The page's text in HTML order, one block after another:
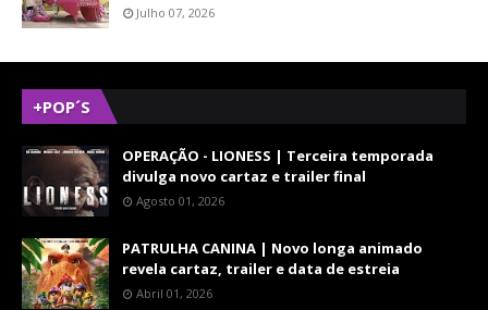
Julho 07, 2026
+POP´S
OPERAÇÃO - LIONESS | Terceira temporada
divulga novo cartaz e trailer final
Agosto 01, 2026
PATRULHA CANINA | Novo longa animado
revela cartaz, trailer e data de estreia
Abril 01, 2026